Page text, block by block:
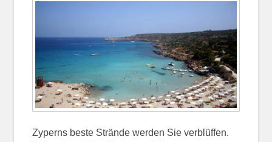
Zyperns beste Strände werden Sie verblüffen.